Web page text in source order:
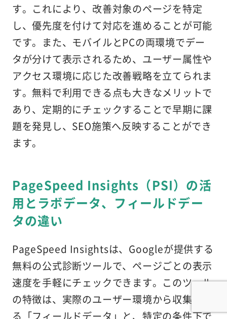
す。これにより、改善対象のページを特定
し、優先度を付けて対応を進めることが可能
です。また、モバイルとPCの両環境でデー
タが分けて表示されるため、ユーザー属性や
アクセス環境に応じた改善戦略を立てられま
す。無料で利用できる点も大きなメリットで
あり、定期的にチェックすることで早期に課
題を発見し、SEO施策へ反映することができ
ます。
PageSpeed Insights（PSI）の活
用とラボデータ、フィールドデー
タの違い
PageSpeed Insightsは、Googleが提供する
無料の公式診断ツールで、ページごとの表示
速度を手軽にチェックできます。このツール
の特徴は、実際のユーザー環境から収集され
る「フィールドデータ」と、特定の条件下で